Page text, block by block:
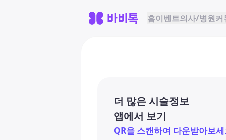
홈이벤트의사/병원커
더 많은 시술정보
앱에서 보기
QR을 스캔하여 다운받아보세